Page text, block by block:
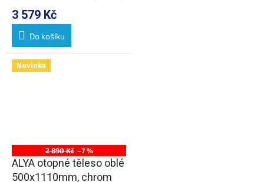
3 579 Kč
Do košíku
Novinka
2 890 Kč –7 %
ALYA otopné těleso oblé
500x1110mm, chrom